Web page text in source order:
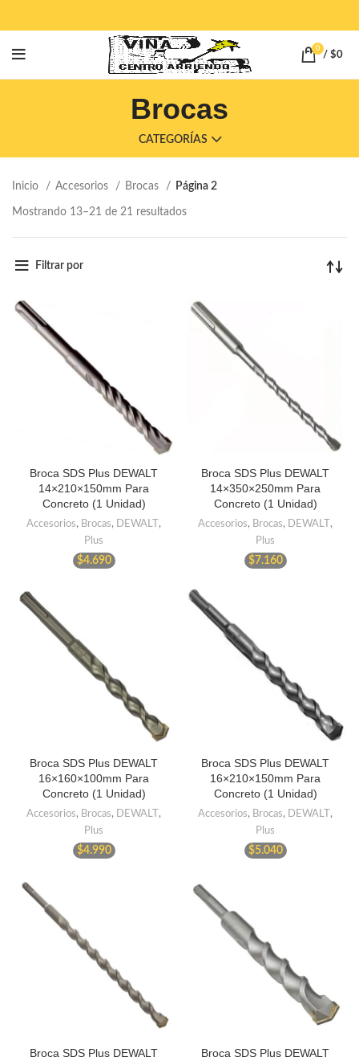
0
/ $0
Brocas
CATEGORÍAS
Inicio Accesorios Brocas Página 2
Mostrando 13–21 de 21 resultados
Filtrar por
Broca SDS Plus DEWALT
14×210×150mm Para
Concreto (1 Unidad)
Accesorios, Brocas, DEWALT ,
Plus
$4.690
Broca SDS Plus DEWALT
14×350×250mm Para
Concreto (1 Unidad)
Accesorios, Brocas, DEWALT ,
Plus
$7.160
Broca SDS Plus DEWALT
16×160×100mm Para
Concreto (1 Unidad)
Accesorios, Brocas, DEWALT ,
Plus
$4.990
Broca SDS Plus DEWALT
16×210×150mm Para
Concreto (1 Unidad)
Accesorios, Brocas, DEWALT ,
Plus
$5.040
Broca SDS Plus DEWALT
Broca SDS Plus DEWALT